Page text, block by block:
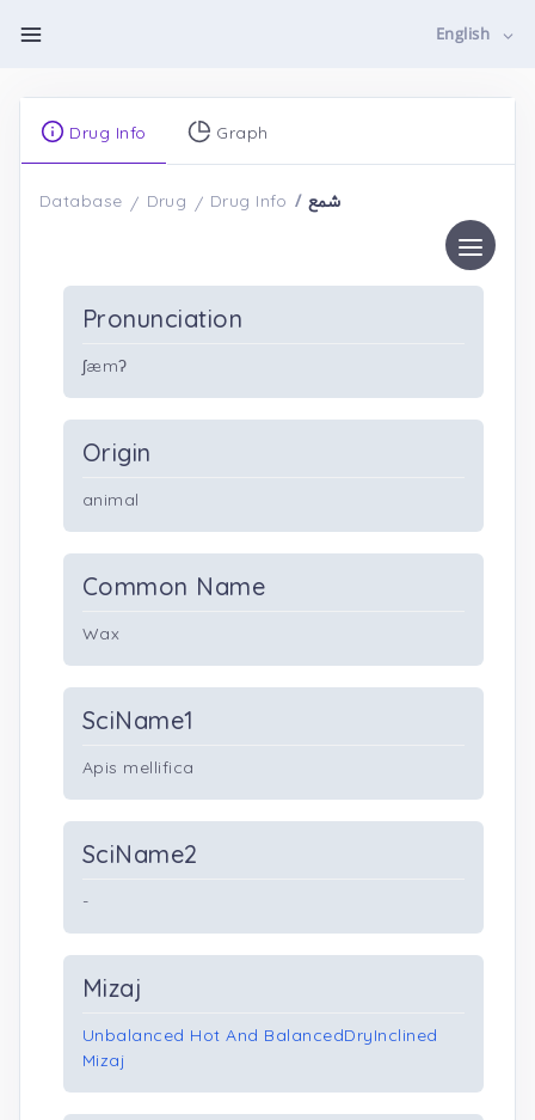
English
Drug Info Graph
Database Drug Drug Info شمع
Pronunciation
ʃæmʔ
Origin
animal
Common Name
Wax
SciName1
Apis mellifica
SciName2
-
Mizaj
Unbalanced Hot And BalancedDryInclined
Mizaj